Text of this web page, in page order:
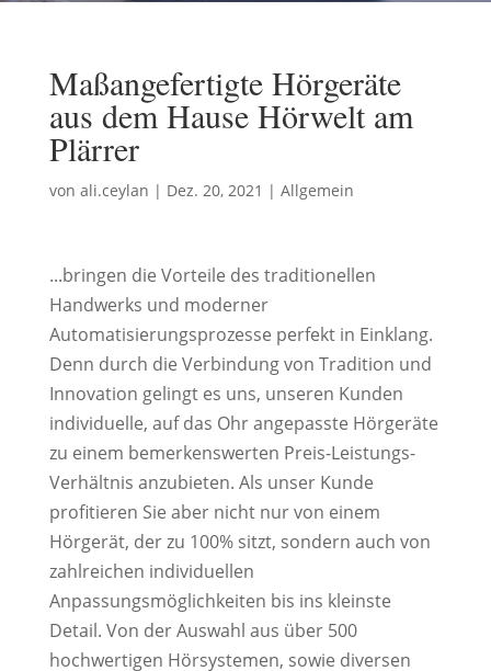
Maßangefertigte Hörgeräte
aus dem Hause Hörwelt am
Plärrer
von ali.ceylan | Dez. 20, 2021 | Allgemein
...bringen die Vorteile des traditionellen
Handwerks und moderner
Automatisierungsprozesse perfekt in Einklang.
Denn durch die Verbindung von Tradition und
Innovation gelingt es uns, unseren Kunden
individuelle, auf das Ohr angepasste Hörgeräte
zu einem bemerkenswerten Preis-Leistungs-
Verhältnis anzubieten. Als unser Kunde
profitieren Sie aber nicht nur von einem
Hörgerät, der zu 100% sitzt, sondern auch von
zahlreichen individuellen
Anpassungsmöglichkeiten bis ins kleinste
Detail. Von der Auswahl aus über 500
hochwertigen Hörsystemen, sowie diversen